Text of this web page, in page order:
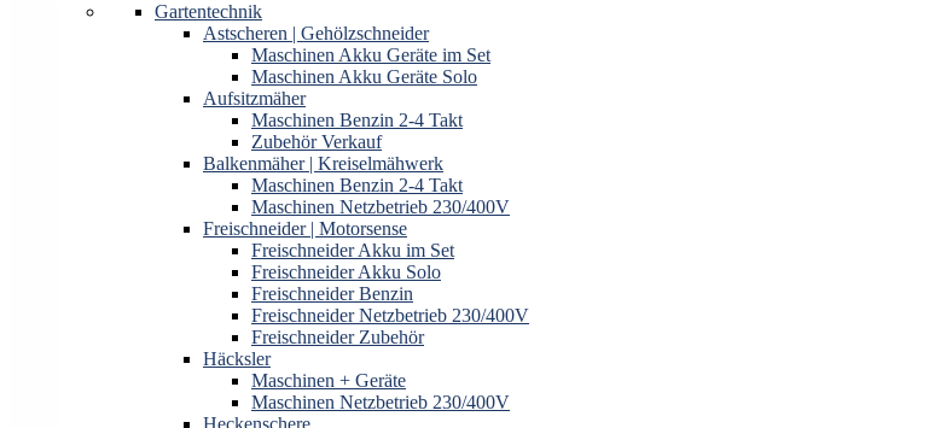
Gartentechnik
Astscheren | Gehölzschneider
Maschinen Akku Geräte im Set
Maschinen Akku Geräte Solo
Aufsitzmäher
Maschinen Benzin 2-4 Takt
Zubehör Verkauf
Balkenmäher | Kreiselmähwerk
Maschinen Benzin 2-4 Takt
Maschinen Netzbetrieb 230/400V
Freischneider | Motorsense
Freischneider Akku im Set
Freischneider Akku Solo
Freischneider Benzin
Freischneider Netzbetrieb 230/400V
Freischneider Zubehör
Häcksler
Maschinen + Geräte
Maschinen Netzbetrieb 230/400V
Heckenschere